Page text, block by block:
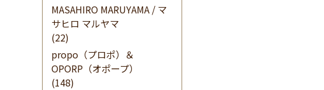
MASAHIRO MARUYAMA / マ
サヒロ マルヤマ
(22)
propo（プロポ）＆
OPORP（オポープ）
(148)